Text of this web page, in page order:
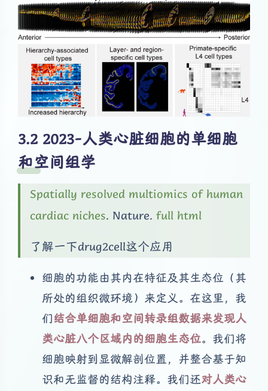
2023-人类心脏细胞的单细胞
和空间组学
Spatially resolved multiomics of human
cardiac niches. Nature. full html
了解一下drug2cell这个应用
细胞的功能由其内在特征及其生态位（其
所处的组织微环境）来定义。在这里，我
们结合单细胞和空间转录组数据来发现人
类心脏八个区域内的细胞生态位。我们将
细胞映射到显微解剖位置，并整合基于知
识和无监督的结构注释。我们还对人类心